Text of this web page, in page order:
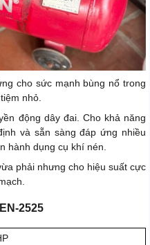
cho sức mạnh bùng nổ trong
nhỏ.
động dây đai. Cho khả năng
và sẵn sàng đáp ứng nhiều
hành dụng cụ khí nén.
phải nhưng cho hiệu suất cực
2525